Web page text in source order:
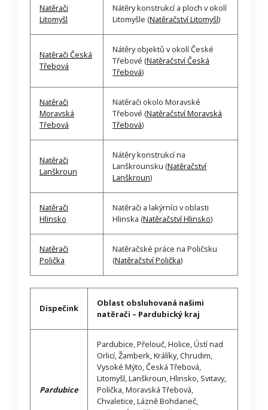
Natěrači
Litomyšl
Nátěry konstrukcí a ploch v okolí
Litomyšle (Natěračství Litomyšl)
Natěrači Česká
Třebová
Nátěry objektů v okolí České
Třebové (Natěračství Česká
Třebová)
Natěrači
Moravská
Třebová
Natěrači okolo Moravské
Třebové (Natěračství Moravská
Třebová)
Natěrači
Lanškroun
Nátěry konstrukcí na
Lanškrounsku (Natěračství
Lanškroun)
Natěrači
Hlinsko
Natěrači a lakýrníci v oblasti
Hlinska (Natěračství Hlinsko)
Natěrači
Polička
Natěračské práce na Poličsku
(Natěračství Polička)
Dispečink
Oblast obsluhovaná našimi
natěrači – Pardubický kraj
Pardubice
Pardubice, Přelouč, Holice, Ústí nad
Orlicí, Žamberk, Králíky, Chrudim,
Vysoké Mýto, Česká Třebová,
Litomyšl, Lanškroun, Hlinsko, Svitavy,
Polička, Moravská Třebová,
Chvaletice, Lázně Bohdaneč,